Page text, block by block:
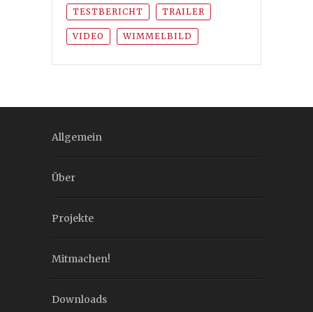
TESTBERICHT TRAILER
VIDEO WIMMELBILD
Allgemein
Über
Projekte
Mitmachen!
Downloads